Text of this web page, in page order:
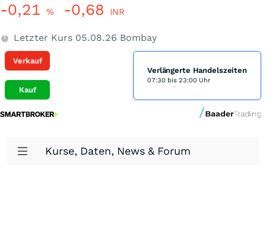
-0,21 % -0,68 INR
Letzter Kurs 05.08.26 Bombay
Verkauf
Kauf
Verlängerte Handelszeiten
07:30 bis 23:00 Uhr
Kurse, Daten, News & Forum